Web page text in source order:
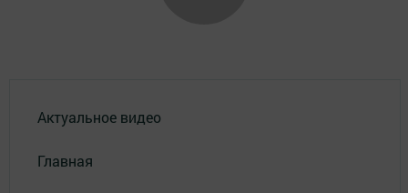
Актуальное видео
Главная